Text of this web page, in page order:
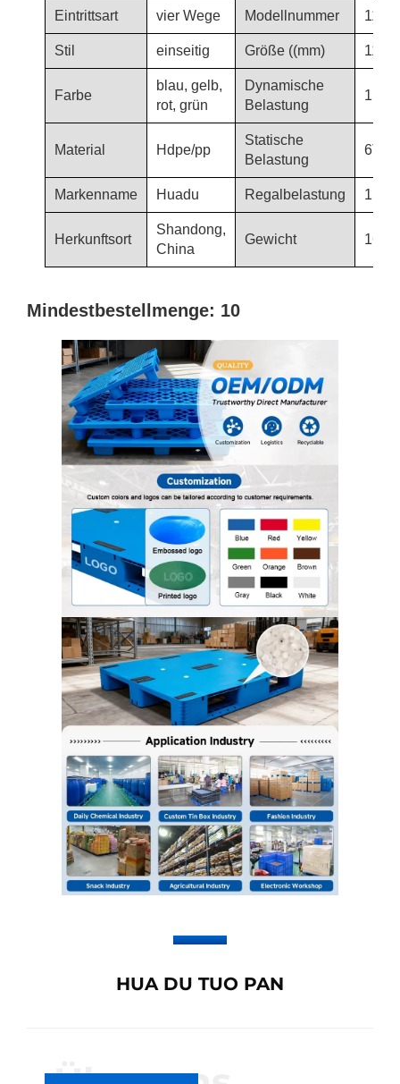
Eintrittsart vier Wege Modellnummer
Stil einseitig Größe ((mm)
Farbe
blau, gelb,
rot, grün
Dynamische
Belastung
1.5T
Material Hdpe/pp
Statische
Belastung
6T
Markenname Huadu Regalbelastung 1,2 t
Herkunftsort
Shandong,
China
Gewicht
Mindestbestellmenge: 10
HUA DU TUO PAN